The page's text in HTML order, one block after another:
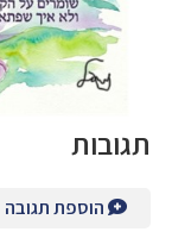
תגובות
הוספת תגובה